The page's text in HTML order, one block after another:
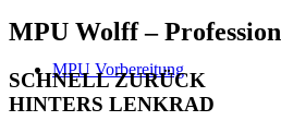
MPU Vorbereitung
MPU Wolff –
SCHNELL ZURÜCK
HINTERS LENKRAD